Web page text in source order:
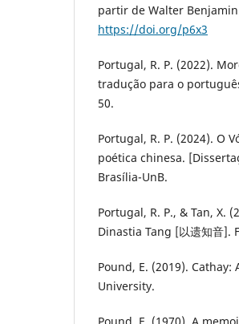
partir de Walter
https://doi.org/p6x3
Portugal, R. P. (2022).
tradução para o
50.
Portugal, R. P. (2024). O
poética chinesa.
Brasília-UnB.
Portugal, R. P., & Tan, X.
Dinastia Tang [以遗知音].
Pound, E. (2019).
University.